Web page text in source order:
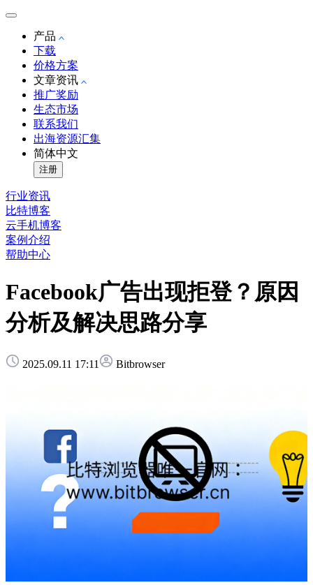
产品
下载
价格方案
文章资讯
推广奖励
生态市场
联系我们
出海资源汇集
简体中文
注册
行业资讯
比特博客
云手机博客
案例介绍
帮助中心
Facebook广告出现拒登？原因
分析及解决思路分享
2025.09.11 17:11 Bitbrowser